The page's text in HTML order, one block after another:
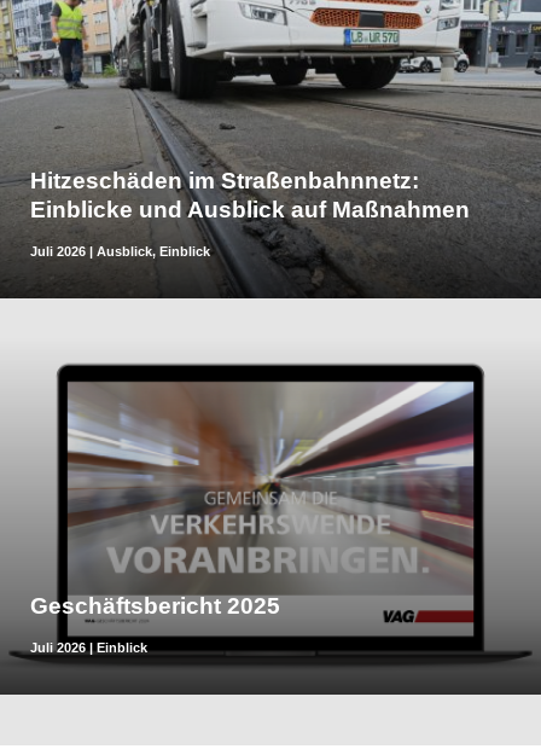
Hitzeschäden im Straßenbahnnetz:
Einblicke und Ausblick auf Maßnahmen
Juli 2026 | Ausblick, Einblick
Geschäftsbericht 2025
Juli 2026 | Einblick